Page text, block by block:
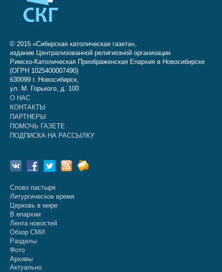
© 2015 «Сибирская католическая газета»,
издание Централизованной религиозной организации
Римско-Католическая Преображенская Епархия в Новосибирске
(ОГРН 1025400007490)
630099 г. Новосибирск,
ул. М. Горького, д. 100
О НАС
КОНТАКТЫ
ПАРТНЕРЫ
ПОМОЧЬ ГАЗЕТЕ
ПОДПИСКА НА РАССЫЛКУ
Слово пастыря
Литургическое время
Церковь в мире
В епархии
Лента новостей
Обзор СМИ
Разделы
Фото
Архивы
Актуально